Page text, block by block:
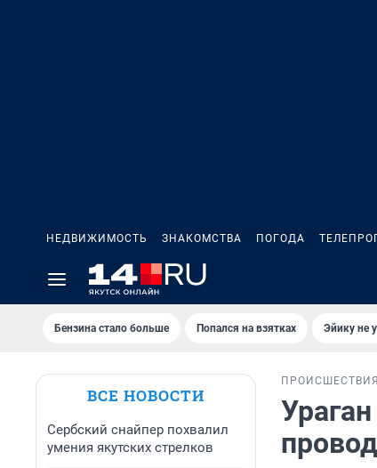
НЕДВИЖИМОСТЬ ЗНАКОМСТВА ПОГОДА
Бензина стало больше Попался на взятках Эйику не
ВСЕ НОВОСТИ
Сербский снайпер похвалил
умения якутских стрелков
ПРОИСШЕСТВИЯ